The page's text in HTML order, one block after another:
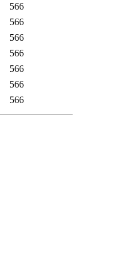
566
566
566
566
566
566
566